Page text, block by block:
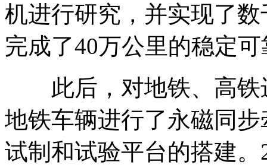
机进行研究，并实现了
完成了40万公里的稳定
此后，对地铁、高铁
地铁车辆进行了永磁同
试制和试验平台的搭建